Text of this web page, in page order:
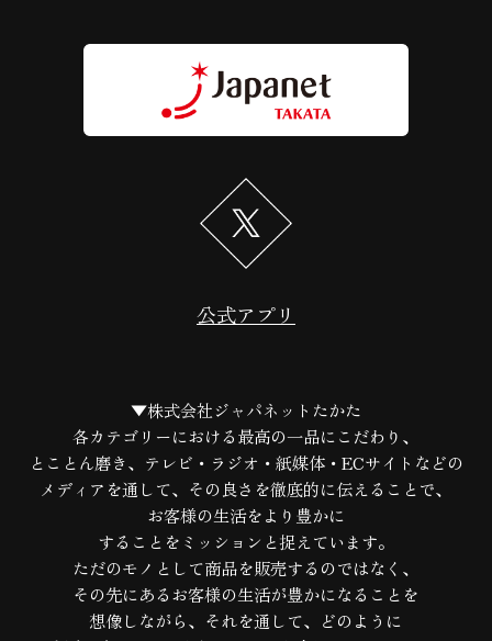
公式アプリ
▼株式会社ジャパネットたかた
各カテゴリーにおける最高の一品にこだわり、
とことん磨き、テレビ・ラジオ・紙媒体・ECサイトなどの
メディアを通して、 その良さを徹底的に伝えることで、
お客様の生活をより豊かに
することをミッションと捉えています。
ただのモノとして商品を販売するのではなく、
その先にあるお客様の生活が豊かになることを
想像しながら、 それを通して、どのように